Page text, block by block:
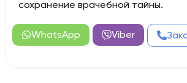
сохранение врачебной тайны.
WhatsApp Viber